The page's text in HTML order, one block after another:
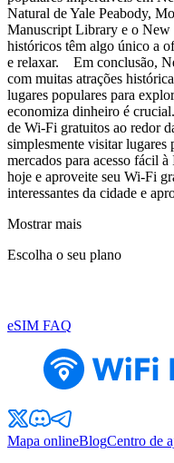
Natural de Yale Peabody,
Manuscript Library e o New
históricos têm algo único a
e relaxar. Em conclusão,
com muitas atrações
lugares populares para
economiza dinheiro é
de Wi-Fi gratuitos ao redor
simplesmente visitar lugares
mercados para acesso fácil
hoje e aproveite seu Wi-Fi
interessantes da cidade e
Mostrar mais
Escolha o seu plano
eSIM FAQ
Mapa onlineBlogCentro de